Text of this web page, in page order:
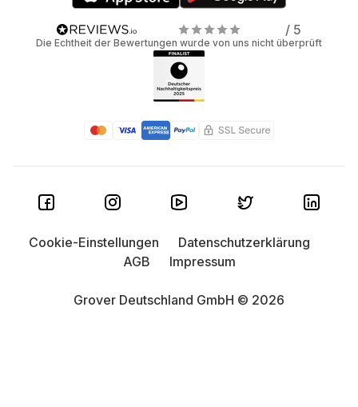
/ 5
Die Echtheit der Bewertungen wurde von uns nicht überprüft
Grover Deutschland GmbH © 2026
Cookie-Einstellungen
Datenschutzerklärung
AGB
Impressum